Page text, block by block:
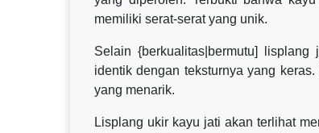
memiliki serat-serat yang unik.
Selain {berkualitas|bermutu]
identik dengan teksturnya yang
yang menarik.
Lisplang ukir kayu jati akan terlihat